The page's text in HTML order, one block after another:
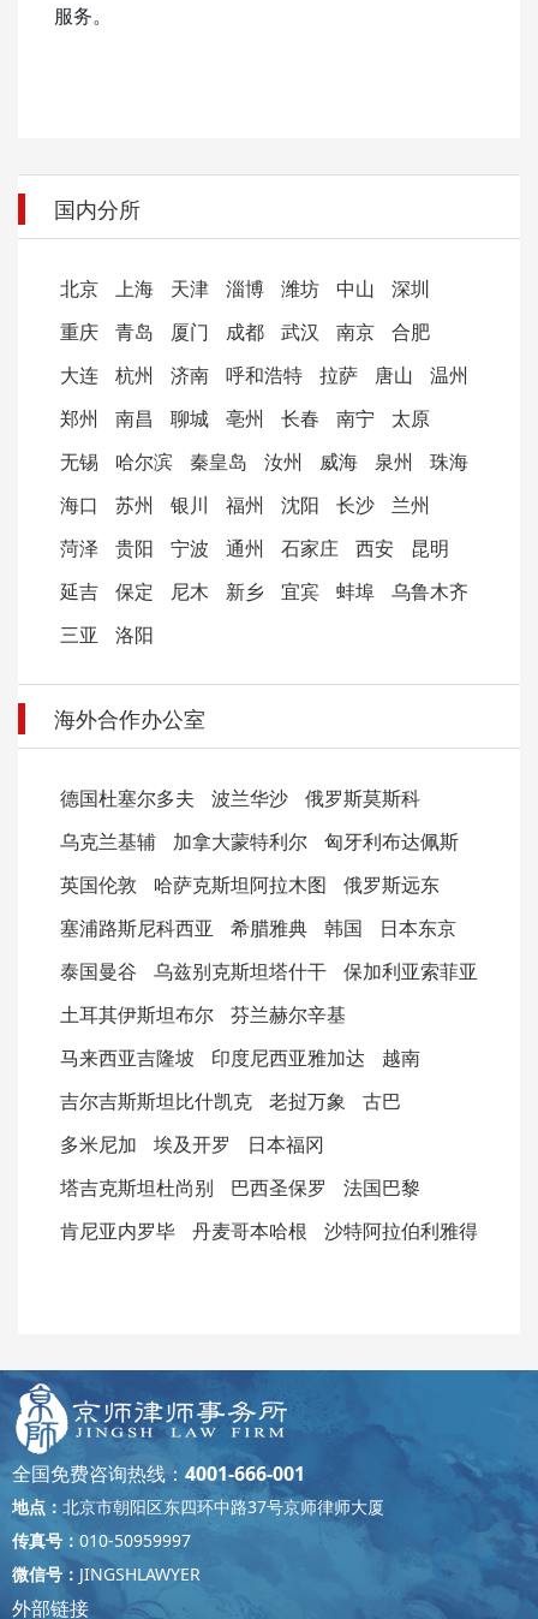
服务。
国内分所
北京 上海 天津 淄博 潍坊 中山
深圳
重庆
青岛 厦门 成都 武汉 南京
合肥
大连
杭州 济南 呼和浩特 拉萨 唐山
温州
郑州
南昌 聊城 亳州 长春 南宁
太原
无锡
哈尔滨 秦皇岛 汝州 威海 泉州
珠海
海口
苏州 银川 福州 沈阳 长沙
兰州
菏泽
贵阳 宁波 通州 石家庄 西安
昆明
延吉
保定 尼木 新乡 宜宾 蚌埠
乌鲁木齐
三亚
洛阳
海外合作办公室
德国杜塞尔多夫 波兰华沙
俄罗斯莫斯科
乌克兰基辅
加拿大蒙特利尔
匈牙利布达佩斯
英国伦敦
哈萨克斯坦阿拉木图
俄罗斯远东
塞浦路斯尼科西亚
希腊雅典 韩国
日本东京
泰国曼谷
乌兹别克斯坦塔什干
保加利亚索菲亚
土耳其伊斯坦布尔
芬兰赫尔辛基
马来西亚吉隆坡
印度尼西亚雅加达
越南
吉尔吉斯斯坦比什凯克
老挝万象
古巴
多米尼加
埃及开罗
日本福冈
塔吉克斯坦杜尚别
巴西圣保罗
法国巴黎
肯尼亚内罗毕
丹麦哥本哈根 沙特阿拉伯利雅得
全国免费咨询热线： 4001-666-001
地点： 北京市朝阳区东四环中路37号京师律师大厦
传真号： 010-50959997
微信号： JINGSHLAWYER
外部链接